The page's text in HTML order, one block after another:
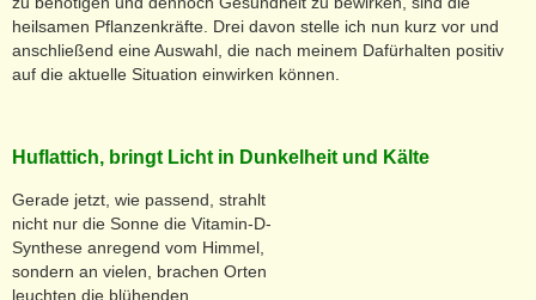
heilsamen Pflanzenkräfte. Drei davon stelle ich nun kurz vor und
anschließend eine Auswahl, die nach meinem Dafürhalten positiv
auf die aktuelle Situation einwirken können.
Huflattich, bringt Licht in Dunkelheit und Kälte
Gerade jetzt, wie passend, strahlt
nicht nur die Sonne die Vitamin-D-
Synthese anregend vom Himmel,
sondern an vielen, brachen Orten
leuchten die blühenden